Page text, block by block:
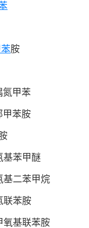
苯胺
甲苯
苯胺
苯甲醚
二苯甲烷
苯胺
基联苯胺